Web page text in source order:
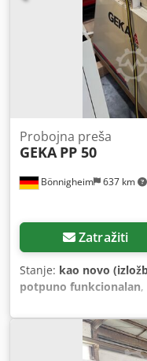
Bönnigheim 637 km
Probojna preša
GEKA PP 50
Zatražiti
Stanje: kao novo
potpuno funkcionalan
probijanja 500 kN
mm Izbočina 130 mm
20 mm hoda 25/min
Uqefx Aikock Težina